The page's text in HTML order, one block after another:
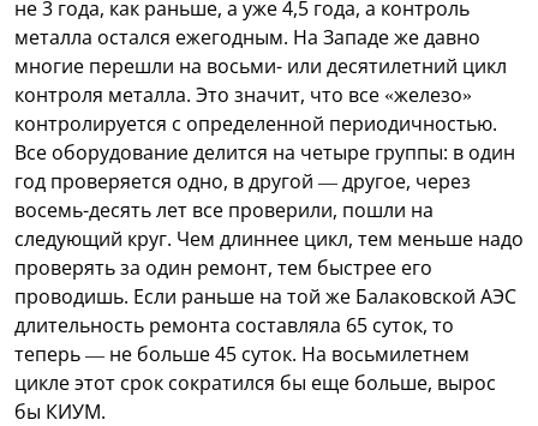
не 3 года, как раньше, а уже 4,5 года, а контроль
металла остался ежегодным. На Западе же давно
многие перешли на восьми- или десятилетний цикл
контроля металла. Это значит, что все «железо»
контролируется с определенной периодичностью.
Все оборудование делится на четыре группы: в один
год проверяется одно, в другой — другое, через
восемь-десять лет все проверили, пошли на
следующий круг. Чем длиннее цикл, тем меньше надо
проверять за один ремонт, тем быстрее его
проводишь. Если раньше на той же Балаковской АЭС
длительность ремонта составляла 65 суток, то
теперь — не больше 45 суток. На восьмилетнем
цикле этот срок сократился бы еще больше, вырос
бы КИУМ.